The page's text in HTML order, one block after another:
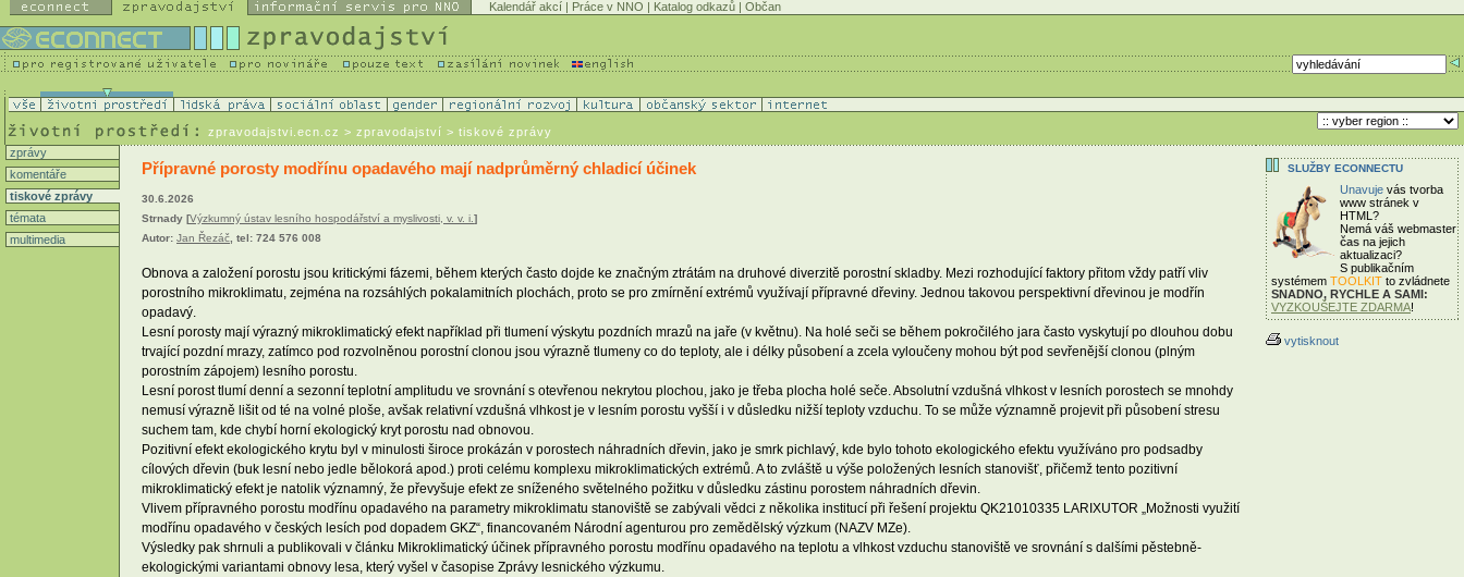
Kalendář akcí | Práce v NNO | Katalog odkazů | Občan
zpravodajstvi.ecn.cz > zpravodajství > tiskové zprávy
zprávy
komentáře
tiskové zprávy
témata
multimedia
Přípravné porosty modřínu opadavého mají nadprůměrný chladicí účinek
30.6.2026
Strnady [Výzkumný ústav lesního hospodářství a myslivosti, v. v. i.]
Autor: Jan Řezáč, tel: 724 576 008
Obnova a založení porostu jsou kritickými fázemi, během kterých často dojde ke značným ztrátám na druhové diverzitě porostní skladby. Mezi rozhodující faktory přitom vždy patří vliv
porostního mikroklimatu, zejména na rozsáhlých pokalamitních plochách, proto se pro zmírnění extrémů využívají přípravné dřeviny. Jednou takovou perspektivní dřevinou je modřín
opadavý.
Lesní porosty mají výrazný mikroklimatický efekt například při tlumení výskytu pozdních mrazů na jaře (v květnu). Na holé seči se během pokročilého jara často vyskytují po dlouhou dobu
trvající pozdní mrazy, zatímco pod rozvolněnou porostní clonou jsou výrazně tlumeny co do teploty, ale i délky působení a zcela vyloučeny mohou být pod sevřenější clonou (plným
porostním zápojem) lesního porostu.
Lesní porost tlumí denní a sezonní teplotní amplitudu ve srovnání s otevřenou nekrytou plochou, jako je třeba plocha holé seče. Absolutní vzdušná vlhkost v lesních porostech se mnohdy
nemusí výrazně lišit od té na volné ploše, avšak relativní vzdušná vlhkost je v lesním porostu vyšší i v důsledku nižší teploty vzduchu. To se může významně projevit při působení stresu
suchem tam, kde chybí horní ekologický kryt porostu nad obnovou.
Pozitivní efekt ekologického krytu byl v minulosti široce prokázán v porostech náhradních dřevin, jako je smrk pichlavý, kde bylo tohoto ekologického efektu využíváno pro podsadby
cílových dřevin (buk lesní nebo jedle bělokorá apod.) proti celému komplexu mikroklimatických extrémů. A to zvláště u výše položených lesních stanovišť, přičemž tento pozitivní
mikroklimatický efekt je natolik významný, že převyšuje efekt ze sníženého světelného požitku v důsledku zástinu porostem náhradních dřevin.
Vlivem přípravného porostu modřínu opadavého na parametry mikroklimatu stanoviště se zabývali vědci z několika institucí při řešení projektu QK21010335 LARIXUTOR „Možnosti využití
modřínu opadavého v českých lesích pod dopadem GKZ“, financovaném Národní agenturou pro zemědělský výzkum (NAZV MZe).
Výsledky pak shrnuli a publikovali v článku Mikroklimatický účinek přípravného porostu modřínu opadavého na teplotu a vlhkost vzduchu stanoviště ve srovnání s dalšími pěstebně-
ekologickými variantami obnovy lesa, který vyšel v časopise Zprávy lesnického výzkumu.
SLUŽBY ECONNECTU
Unavuje vás tvorba
www stránek v
HTML?
Nemá váš webmaster
čas na jejich
aktualizaci?
S publikačním
systémem TOOLKIT to zvládnete
SNADNO, RYCHLE A SAMI:
VYZKOUŠEJTE ZDARMA!
vytisknout